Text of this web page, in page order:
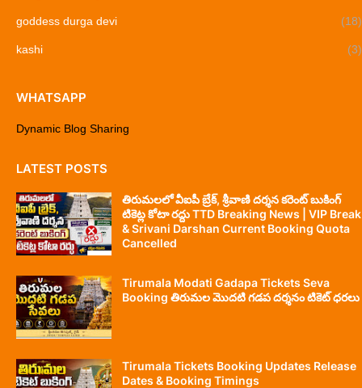
goddess durga devi (18)
kashi (3)
WHATSAPP
Dynamic Blog Sharing
LATEST POSTS
తిరుమలలో వీఐపీ బ్రేక్, శ్రీవాణి దర్శన కరెంట్ బుకింగ్
టికెట్ల కోటా రద్దు TTD Breaking News | VIP Break
& Srivani Darshan Current Booking Quota
Cancelled
Tirumala Modati Gadapa Tickets Seva
Booking తిరుమల మొదటి గడప దర్శనం టికెట్ ధరలు
Tirumala Tickets Booking Updates Release
Dates & Booking Timings